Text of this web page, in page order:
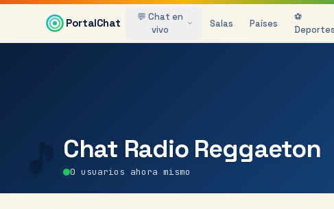
Saltar al contenido principal
PortalChat
💬 Chat en
vivo
Salas Países
⚽
Deportes
Chat Radio Reggaeton
0 usuarios ahora mismo